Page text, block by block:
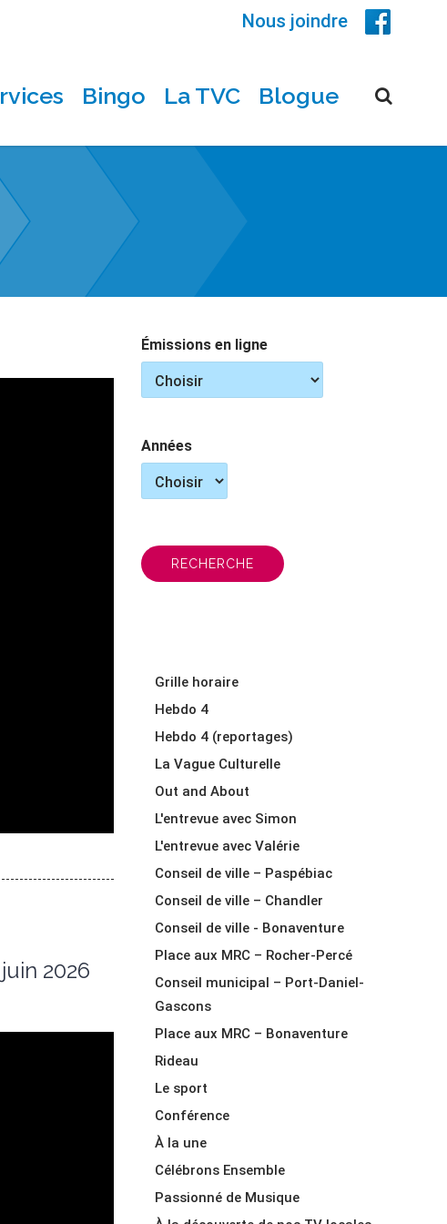
Nous joindre
Bingo La TVC Blogue
2026
Émissions en ligne
Années
RECHERCHE
Grille horaire
Hebdo 4
Hebdo 4 (reportages)
La Vague Culturelle
Out and About
L'entrevue avec Simon
L'entrevue avec Valérie
Conseil de ville – Paspébiac
Conseil de ville – Chandler
Conseil de ville - Bonaventure
Place aux MRC – Rocher-Percé
Conseil municipal – Port-Daniel-
Gascons
Place aux MRC – Bonaventure
Rideau
Le sport
Conférence
À la une
Célébrons Ensemble
Passionné de Musique